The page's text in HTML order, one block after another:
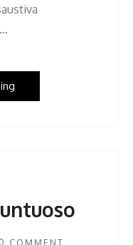
0 COMMENT